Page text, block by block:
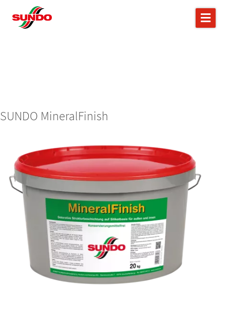
SUNDO MineralFinish